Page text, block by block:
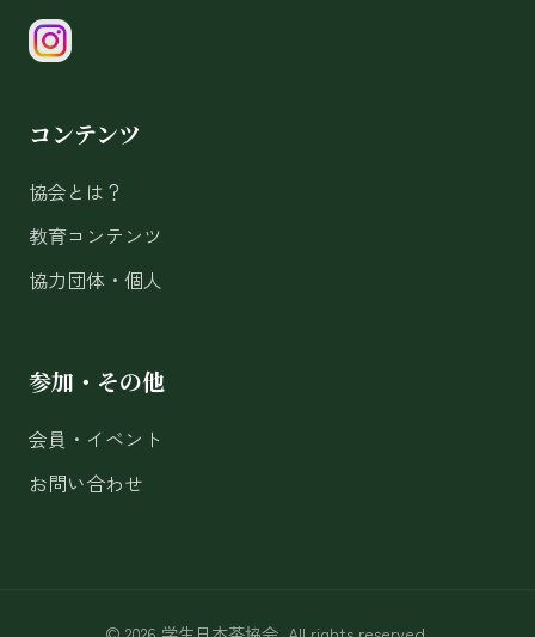
コンテンツ
協会とは？
教育コンテンツ
協力団体・個人
参加・その他
会員・イベント
お問い合わせ